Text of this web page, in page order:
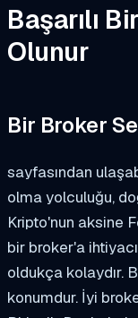
Başarılı
Olunur
Bir Broker
sayfasından
olma yolculuğu,
Kripto'nun aksine
bir broker'a
oldukça kolaydır.
konumdur. İyi